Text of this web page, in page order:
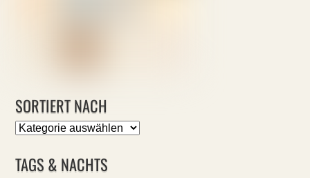
SORTIERT NACH
Sortiert
TAGS & NACHTS